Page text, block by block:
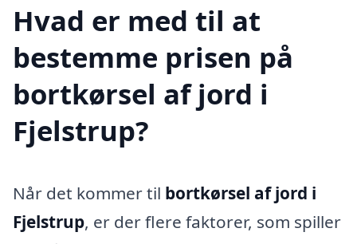
Hvad er med til at
bestemme prisen på
bortkørsel af jord i
Fjelstrup?
Når det kommer til bortkørsel af jord i
Fjelstrup, er der flere faktorer, som spiller